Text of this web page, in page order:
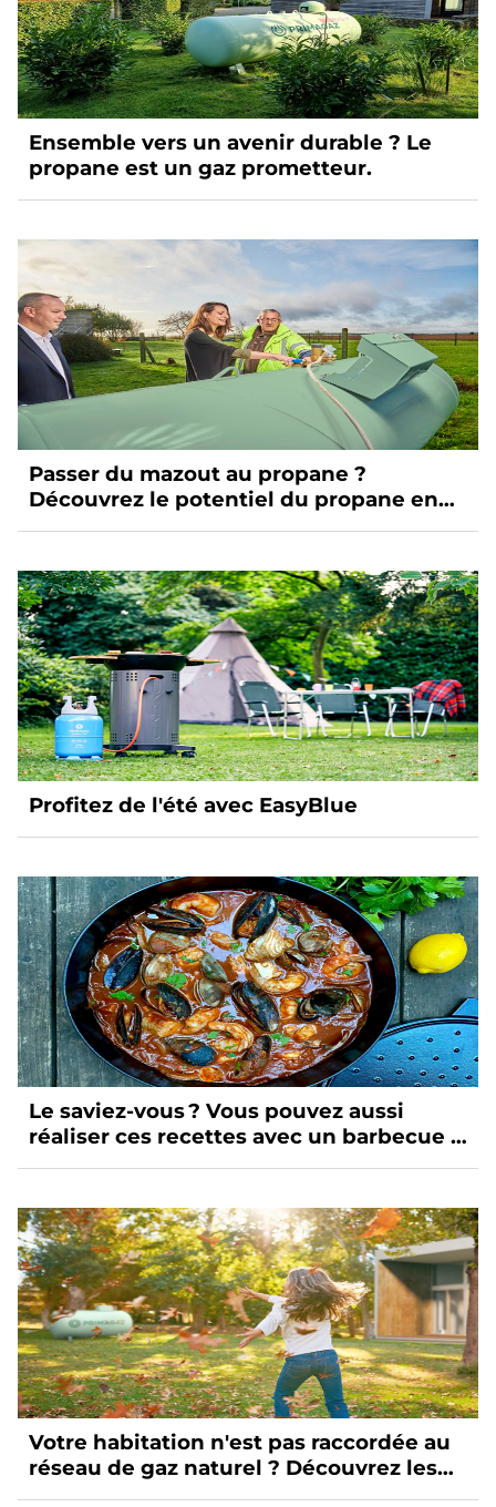
Ensemble vers un avenir durable ? Le
propane est un gaz prometteur.
Passer du mazout au propane ?
Découvrez le potentiel du propane en
tant que source d’énergie durable et
Profitez de l'été avec EasyBlue
Le saviez-vous ? Vous pouvez aussi
réaliser ces recettes avec un barbecue à
gaz
Votre habitation n'est pas raccordée au
réseau de gaz naturel ? Découvrez les
alternatives